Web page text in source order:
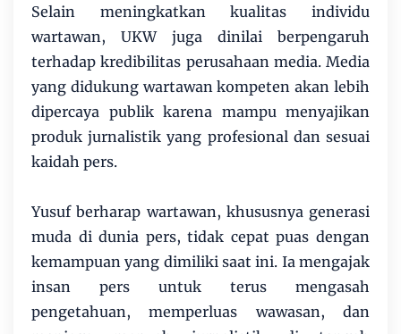
Selain meningkatkan kualitas individu
wartawan, UKW juga dinilai berpengaruh
terhadap kredibilitas perusahaan media. Media
yang didukung wartawan kompeten akan lebih
dipercaya publik karena mampu menyajikan
produk jurnalistik yang profesional dan sesuai
kaidah pers.
Yusuf berharap wartawan, khususnya generasi
muda di dunia pers, tidak cepat puas dengan
kemampuan yang dimiliki saat ini. Ia mengajak
insan pers untuk terus mengasah
pengetahuan, memperluas wawasan, dan